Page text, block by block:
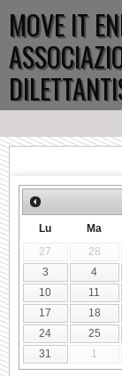
MOVE IT
Lu Ma
27
28
3
4
10
11
17
18
24
25
31
1